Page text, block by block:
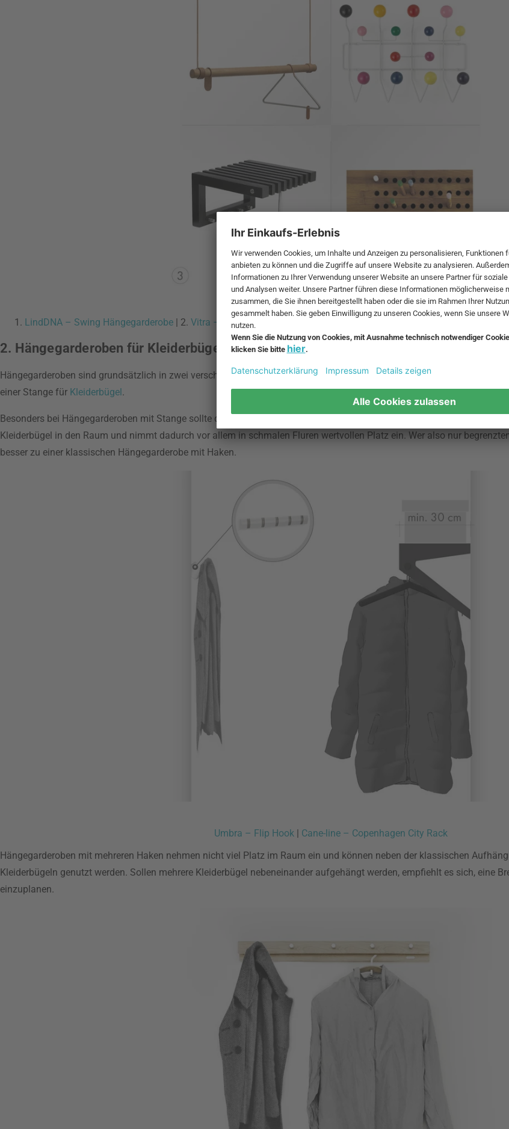
1. LindDNA – Swing Hängegarderobe| 2. Vitra – Hang it all Garderobe We
2. Hängegarderoben für Kleiderbügel – Platzverhältnisse
Hängegarderoben sind grundsätzlich in zwei verschiedenen Varianten erhältlich: Mit Haken zum direkten Aufhängen
einer Stange für Kleiderbügel.
Besonders bei Hängegarderoben mit Stange sollte der benötigte Platz berücksichtigt werden. Zwischen 30 cm und 46
Kleiderbügel in den Raum und nimmt dadurch vor allem in schmalen Fluren wertvollen Platz ein. Wer also nur
besser zu einer klassischen Hängegarderobe mit Haken.
Umbra – Flip Hook | Cane-line – Copenhagen City Rack
Hängegarderoben mit mehreren Haken nehmen nicht viel Platz im Raum ein und können neben der klassischen
Kleiderbügeln genutzt werden. Sollen mehrere Kleiderbügel nebeneinander aufgehängt werden, empfiehlt es sich, eine
einzuplanen.